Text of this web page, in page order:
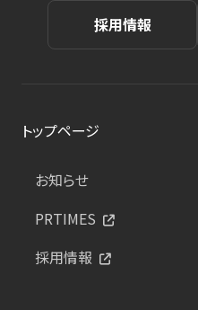
採用情報
トップページ
お知らせ
PRTIMES
採用情報